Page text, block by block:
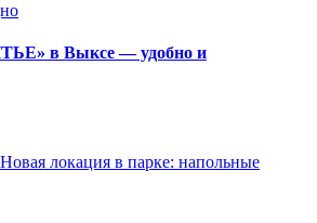
в Выксе — удобно и